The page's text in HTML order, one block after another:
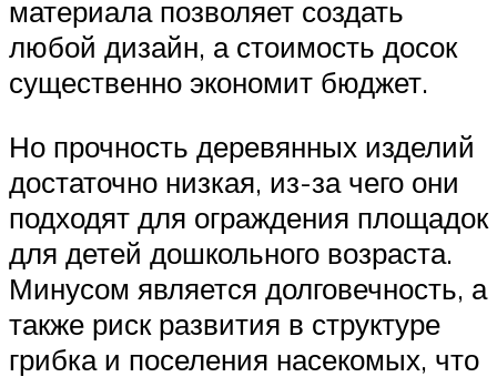
материала позволяет создать
любой дизайн, а стоимость досок
существенно экономит бюджет.
Но прочность деревянных изделий
достаточно низкая, из-за чего они
подходят для ограждения площадок
для детей дошкольного возраста.
Минусом является долговечность, а
также риск развития в структуре
грибка и поселения насекомых, что